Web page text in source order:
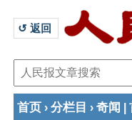
↺ 返回
首页 › 分栏目 › 奇闻